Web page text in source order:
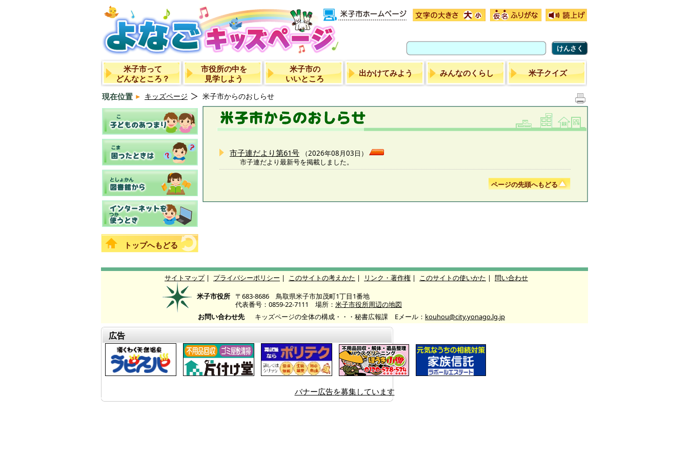
けんさく
米子市って
どんなところ？
市役所の中を
見学しよう
米子市の
いいところ
出かけてみよう みんなのくらし 米子クイズ
現在位置 キッズページ 米子市からのおしらせ
トップへもどる
市子連だより第61号
（2026年08月03日）
市子連だより最新号を掲載しました。
ページの先頭へもどる
サイトマップ | プライバシーポリシー | このサイトの考えかた | リンク・著作権 | このサイトの使いかた | 問い合わせ
米子市役所 〒683-8686 鳥取県米子市加茂町1丁目1番地
代表番号：0859-22-7111 場所： 米子市役所周辺の地図
お問い合わせ先
キッズページの全体の構成・・・秘書広報課 Eメール： kouhou@city.yonago.lg.jp
広告
バナー広告を募集しています